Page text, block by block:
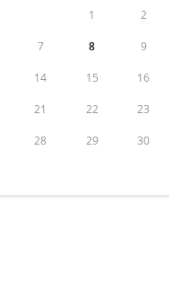
1 2
7 8 9
14 15 16
21 22 23
28 29 30